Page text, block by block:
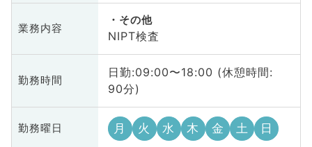
業務内容
その他
NIPT検査
勤務時間
日勤:09:00〜18:00 (休憩時間:
90分)
勤務曜日 月 火 水 木 金 土 日